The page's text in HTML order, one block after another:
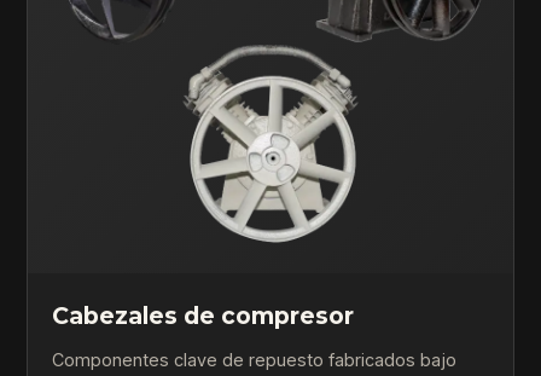
Cabezales de compresor
Componentes clave de repuesto fabricados bajo